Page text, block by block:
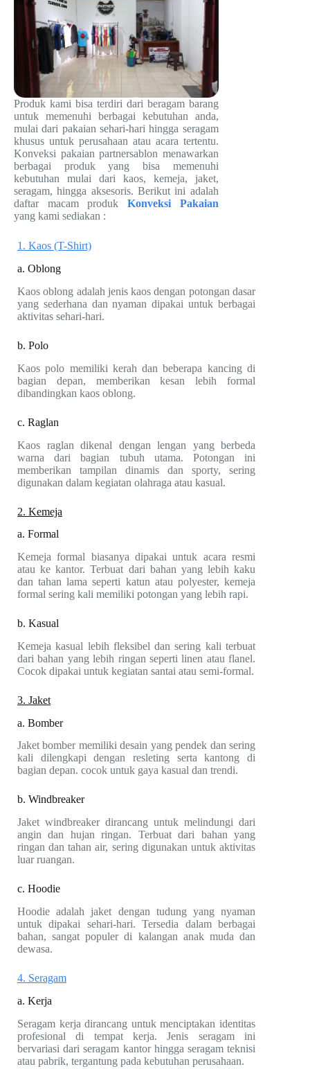
Produk kami bisa terdiri dari beragam barang
untuk memenuhi berbagai kebutuhan anda,
mulai dari pakaian sehari-hari hingga seragam
khusus untuk perusahaan atau acara tertentu.
Konveksi pakaian partnersablon menawarkan
berbagai produk yang bisa memenuhi
kebutuhan mulai dari kaos, kemeja, jaket,
seragam, hingga aksesoris. Berikut ini adalah
daftar macam produkKonveksi Pakaian
yang kami sediakan :
1. Kaos (T-Shirt)
a. Oblong
Kaos oblong adalah jenis kaos dengan potongan dasar
yang sederhana dan nyaman dipakai untuk berbagai
aktivitas sehari-hari.
b. Polo
Kaos polo memiliki kerah dan beberapa kancing di
bagian depan, memberikan kesan lebih formal
dibandingkan kaos oblong.
c. Raglan
Kaos raglan dikenal dengan lengan yang berbeda
warna dari bagian tubuh utama. Potongan ini
memberikan tampilan dinamis dan sporty, sering
digunakan dalam kegiatan olahraga atau kasual.
2. Kemeja
a. Formal
Kemeja formal biasanya dipakai untuk acara resmi
atau ke kantor. Terbuat dari bahan yang lebih kaku
dan tahan lama seperti katun atau polyester, kemeja
formal sering kali memiliki potongan yang lebih rapi.
b. Kasual
Kemeja kasual lebih fleksibel dan sering kali terbuat
dari bahan yang lebih ringan seperti linen atau flanel.
Cocok dipakai untuk kegiatan santai atau semi-formal.
3. Jaket
a. Bomber
Jaket bomber memiliki desain yang pendek dan sering
kali dilengkapi dengan resleting serta kantong di
bagian depan. cocok untuk gaya kasual dan trendi.
b. Windbreaker
Jaket windbreaker dirancang untuk melindungi dari
angin dan hujan ringan. Terbuat dari bahan yang
ringan dan tahan air, sering digunakan untuk aktivitas
luar ruangan.
c. Hoodie
Hoodie adalah jaket dengan tudung yang nyaman
untuk dipakai sehari-hari. Tersedia dalam berbagai
bahan, sangat populer di kalangan anak muda dan
dewasa.
4. Seragam
a. Kerja
Seragam kerja dirancang untuk menciptakan identitas
profesional di tempat kerja. Jenis seragam ini
bervariasi dari seragam kantor hingga seragam teknisi
atau pabrik, tergantung pada kebutuhan perusahaan.